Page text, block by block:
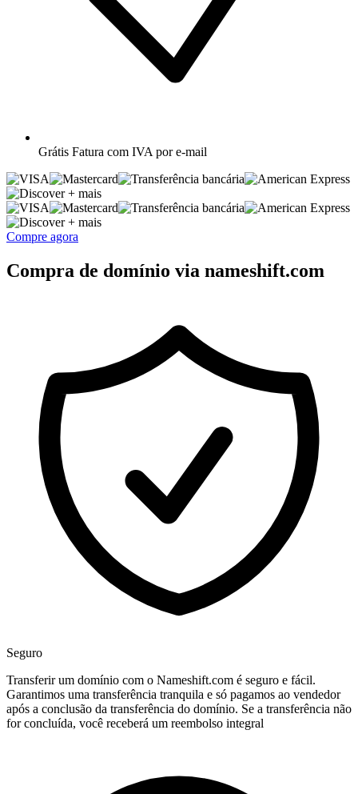
Grátis Fatura com IVA por e-mail
+ mais
+ mais
Compre agora
Compra de domínio via nameshift.com
Seguro
Transferir um domínio com o Nameshift.com é seguro e fácil.
Garantimos uma transferência tranquila e só pagamos ao vendedor
após a conclusão da transferência do domínio. Se a transferência não
for concluída, você receberá um reembolso integral